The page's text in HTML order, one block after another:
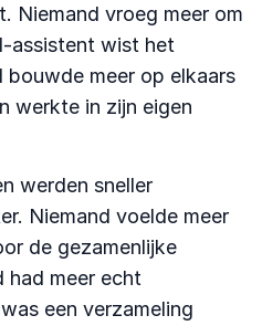
Niemand vroeg meer om
assistent wist het
meer op elkaars
werkte in zijn eigen
werden sneller
Niemand voelde meer
de gezamenlijke
had meer echt
een verzameling